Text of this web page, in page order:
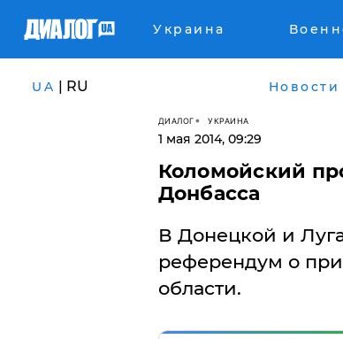
Украина
UA | RU Новости
ДИАЛОГ УКРАИНА
1 мая 2014, 09:29
Коломойский
Донбасса
В Донецкой и
референдум о
области.